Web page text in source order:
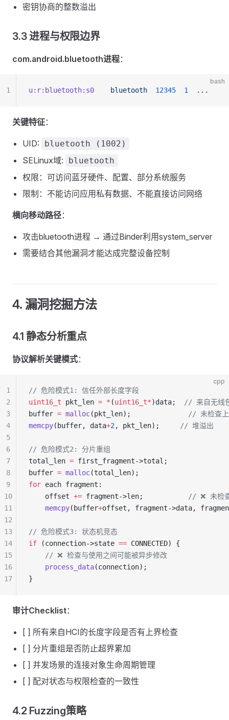
密钥协商的整数溢出
3.3 进程与权限边界
com.android.bluetooth进程：
bash
u:r:bluetooth:s0
    bluetooth
  12345
  1
  ...
1
关键特征：
UID: bluetooth (1002)
SELinux域: bluetooth
权限：可访问蓝牙硬件、配置、部分系统服务
限制：不能访问应用私有数据、不能直接访问网络
横向移动路径：
攻击bluetooth进程 → 通过Binder利用system_server
需要结合其他漏洞才能达成完整设备控制
4. 漏洞挖掘方法
4.1 静态分析重点
协议解析关键模式：
cpp
// 危险模式1: 信任外部长度字段
uint16_t pkt_len = * (uint16_t*)data;
// 来自无线
buffer = malloc(pkt_len);
// 未检查
memcpy(buffer, data+2, pkt_len);
     // 堆溢出
// 危险模式2: 分片重组
total_len = first_fragment->total;
buffer = malloc(total_len);
for each fragment:
    offset
+= fragment->len;
// ❌ 未检
    memcpy
(buffer+offset, fragment->data,
// 危险模式3: 状态机竞态
if (connection->state == CONNECTED) {
    // ❌ 检查与使用之间可能被异步修改
    process_data
(connection);
}
1
2
3
4
5
6
7
8
9
10
11
12
13
14
15
16
17
审计Checklist：
[ ] 所有来自HCI的长度字段是否有上界检查
[ ] 分片重组是否防止超界累加
[ ] 并发场景的连接对象生命周期管理
[ ] 配对状态与权限检查的一致性
4.2 Fuzzing策略